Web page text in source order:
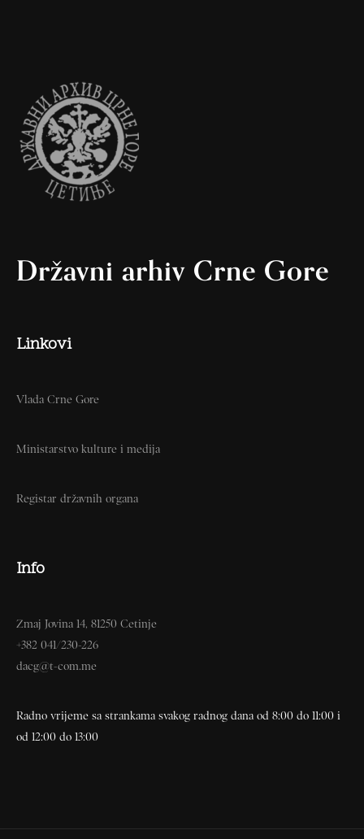
Državni arhiv Crne Gore
Linkovi
Vlada Crne Gore
Ministarstvo kulture i medija
Registar državnih organa
Info
Zmaj Jovina 14, 81250 Cetinje
+382 041/230-226
dacg@t-com.me
Radno vrijeme sa strankama svakog radnog dana od 8:00 do 11:00 i
od 12:00 do 13:00